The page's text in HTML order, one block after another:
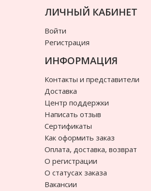
ЛИЧНЫЙ КАБИНЕТ
Войти
Регистрация
ИНФОРМАЦИЯ
Контакты и представители
Доставка
Центр поддержки
Написать отзыв
Сертификаты
Как оформить заказ
Оплата, доставка, возврат
О регистрации
О статусах заказа
Вакансии